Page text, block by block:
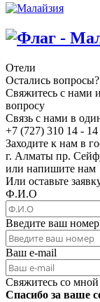
Отели
Остались вопросы?
Свяжитесь с нами
вопросу
Связь с нами в
+7 (727) 310 14 - 14
Заходите к нам в
г. Алматы пр.
или напишите нам
Или оставьте
Ф.И.О
Введите ваш номер
Ваш e-mail
Свяжитесь со мной
Спасибо за ваше